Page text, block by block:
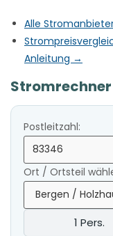
Alle
Anleitung →
Stromrechner
Postleitzahl:
Ort / Ortsteil
1 Pers.